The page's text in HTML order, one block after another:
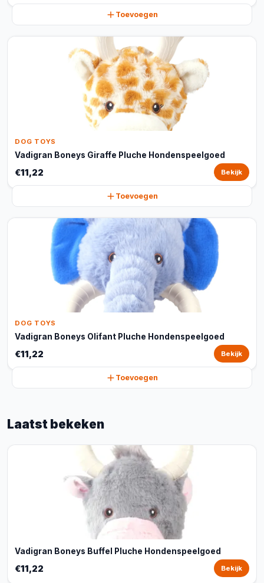
Toevoegen
DOG TOYS
Vadigran Boneys Giraffe Pluche Hondenspeelgoed
€11,22 Bekijk
Toevoegen
DOG TOYS
Vadigran Boneys Olifant Pluche Hondenspeelgoed
€11,22 Bekijk
Toevoegen
Laatst bekeken
Vadigran Boneys Buffel Pluche Hondenspeelgoed
€11,22 Bekijk